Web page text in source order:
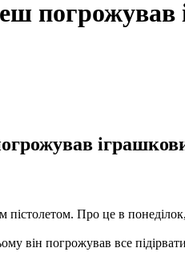
пістолетом. Про це в
він погрожував все